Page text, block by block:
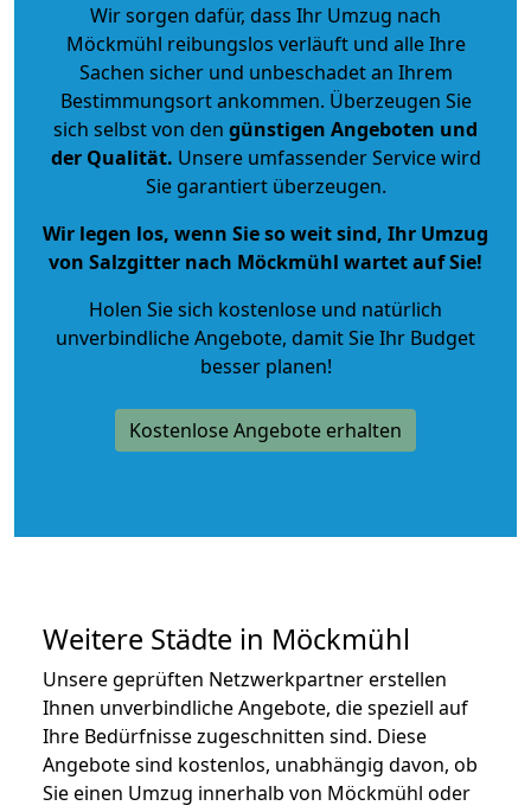
Wir sorgen dafür, dass Ihr Umzug nach
Möckmühl reibungslos verläuft und alle Ihre
Sachen sicher und unbeschadet an Ihrem
Bestimmungsort ankommen. Überzeugen Sie
sich selbst von den günstigen Angeboten und
der Qualität. Unsere umfassender Service wird
Sie garantiert überzeugen.
Wir legen los, wenn Sie so weit sind, Ihr Umzug
von Salzgitter nach Möckmühl wartet auf Sie!
Holen Sie sich kostenlose und natürlich
unverbindliche Angebote, damit Sie Ihr Budget
besser planen!
Kostenlose Angebote erhalten
Weitere Städte in Möckmühl
Unsere geprüften Netzwerkpartner erstellen
Ihnen unverbindliche Angebote, die speziell auf
Ihre Bedürfnisse zugeschnitten sind. Diese
Angebote sind kostenlos, unabhängig davon, ob
Sie einen Umzug innerhalb von Möckmühl oder